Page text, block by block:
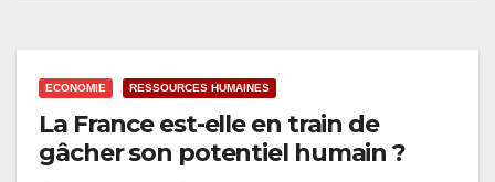
ECONOMIE RESSOURCES HUMAINES
La France est-elle en train de
gâcher son potentiel humain ?